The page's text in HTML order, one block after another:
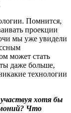
Помнится,
проекции
мы уже увидели
может стать
даже больше,
технологии
хотя бы
Что